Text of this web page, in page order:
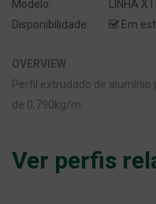
Modelo:
LINHA
Disponibilidade:
Em
OVERVIEW
Perfil extrudado de alumínio
de 0,790kg/m.
Ver perfis